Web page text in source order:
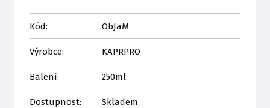
Kód: ObJaM
Výrobce: KAPRPRO
Balení: 250ml
Dostupnost: Skladem